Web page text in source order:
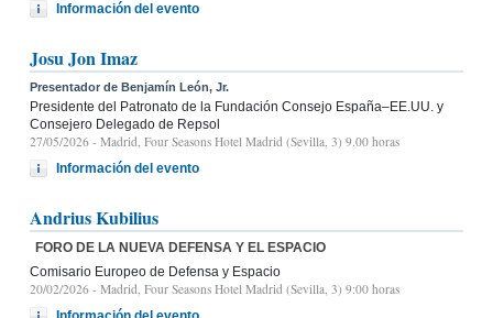
Información del evento
Josu Jon Imaz
Presentador de Benjamín León, Jr.
Presidente del Patronato de la Fundación Consejo España–EE.UU. y
Consejero Delegado de Repsol
27/05/2026 - Madrid, Four Seasons Hotel Madrid (Sevilla, 3) 9.00 horas
Información del evento
Andrius Kubilius
FORO DE LA NUEVA DEFENSA Y EL ESPACIO
Comisario Europeo de Defensa y Espacio
20/02/2026 - Madrid, Four Seasons Hotel Madrid (Sevilla, 3) 9:00 horas